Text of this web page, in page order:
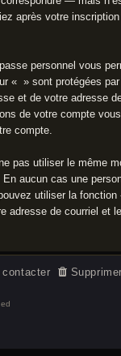
après votre
personnel vous
« » sont protégées
et de votre adresse
de votre compte
compte.
pas utiliser le même
aucun cas une
utiliser la fonction
de courriel et
contacter